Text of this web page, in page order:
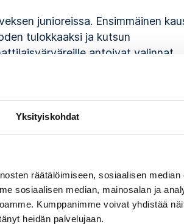
Yksityiskohdat
räätälöimiseen, sosiaalisen
sosiaalisen median, mainosalan ja
Kumppanimme voivat yhdistää
heidän palvelujaan.
junioreissa. Ensimmäinen
tulokkaaksi ja kutsun
antoivat valinnat
kotimaisen sarjan päätyttyä.
Siltanen valloitti
Siltasen NHL-uran toinen siirto oli
pukukoppiin Whalersin
pelasi yhden kauden Sveitsin
vielä nostamassa TuToa I-